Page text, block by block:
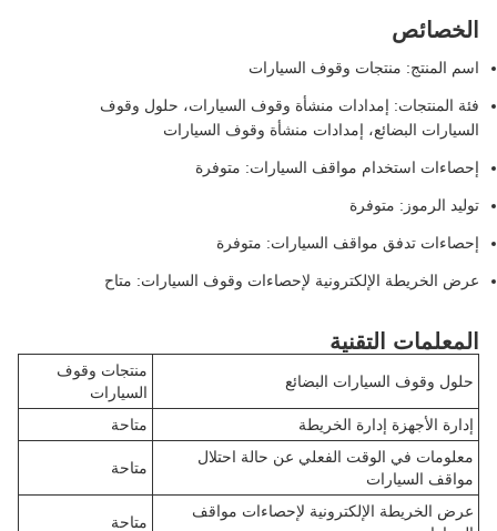
الخصائص
اسم المنتج: منتجات وقوف السيارات
فئة المنتجات: إمدادات منشأة وقوف السيارات، حلول وقوف
السيارات البضائع، إمدادات منشأة وقوف السيارات
إحصاءات استخدام مواقف السيارات: متوفرة
توليد الرموز: متوفرة
إحصاءات تدفق مواقف السيارات: متوفرة
عرض الخريطة الإلكترونية لإحصاءات وقوف السيارات: متاح
المعلمات التقنية
حلول وقوف السيارات البضائع
منتجات وقوف
السيارات
إدارة الأجهزة إدارة الخريطة
متاحة
معلومات في الوقت الفعلي عن حالة احتلال
مواقف السيارات
متاحة
عرض الخريطة الإلكترونية لإحصاءات مواقف
متاحة